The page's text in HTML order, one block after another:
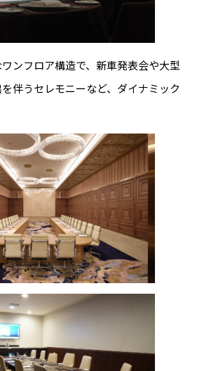
ンフロア構造で、新車発表会や大型
伴うセレモニーなど、ダイナミック